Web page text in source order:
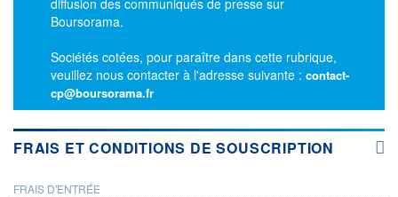
Boursorama.
Sociétés cotées, pour paraître dans cette rubrique,
veuillez nous contacter à l'adresse suivante : contact-
cp@boursorama.fr
FRAIS ET CONDITIONS DE SOUSCRIPTION
PROSPECTUS
FRAIS D'ENTRÉE